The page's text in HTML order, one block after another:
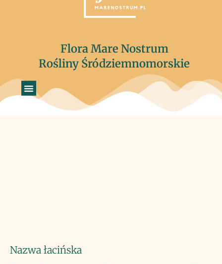
Flora Mare Nostrum
Rośliny Śródziemnomorskie
Nazwa łacińska